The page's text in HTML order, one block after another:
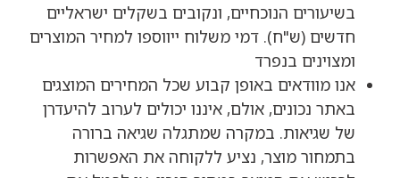
בשיעורים הנוכחיים, ונקובים בשקלים ישראליים
חדשים (ש"ח). דמי משלוח ייווספו למחיר המוצרים
ומצוינים בנפרד
אנו מוודאים באופן קבוע שכל המחירים המוצגים
באתר נכונים, אולם, איננו יכולים לערוב להיעדרן
של שגיאות. במקרה שמתגלה שגיאה ברורה
בתמחור מוצר, נציע ללקוחה את האפשרות